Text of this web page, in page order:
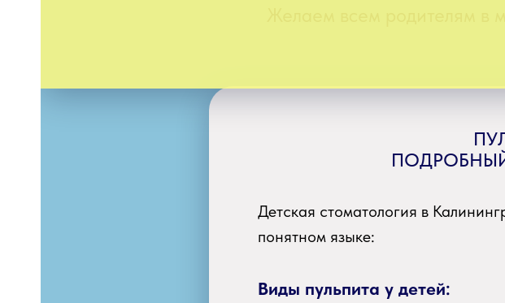
Детская стоматология в
понятном языке:
Виды пульпита у детей: